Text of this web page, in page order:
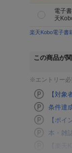
電子
天
楽天Kobo電子書
この商品が
※エントリー必
【対
条件達
【ポ
本・雑
【楽